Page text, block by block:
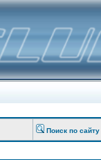
Поиск по сайту